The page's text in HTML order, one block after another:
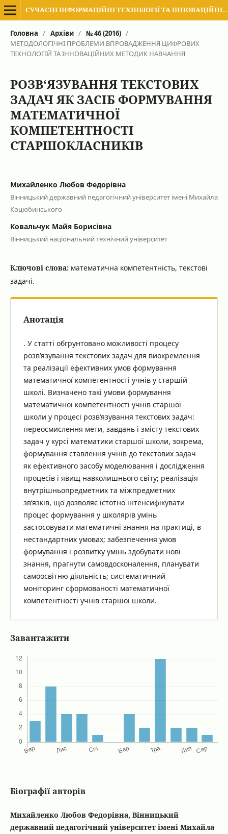
СУЧАСНІ ІНФОРМАЦІЙНІ ТЕХНОЛОГІЇ ТА ІННОВАЦІЙНІ МЕТОДИКИ НАВЧАННЯ В ПІДГОТОВЦІ ФАХІВЦІВ: МЕТОДОЛОГІЯ, ТЕОРІЯ, ДОСВІД, ПРОБЛЕМИ
Головна / Архіви / № 46 (2016) /
МЕТОДОЛОГІЧНІ ПРОБЛЕМИ ВПРОВАДЖЕННЯ ЦИФРОВИХ
ТЕХНОЛОГІЙ ТА ІННОВАЦІЙНИХ МЕТОДИК НАВЧАННЯ
РОЗВ‘ЯЗУВАННЯ ТЕКСТОВИХ
ЗАДАЧ ЯК ЗАСІБ ФОРМУВАННЯ
МАТЕМАТИЧНОЇ
КОМПЕТЕНТНОСТІ
СТАРШОКЛАСНИКІВ
Михайленко Любов Федорівна
Вінницький державний педагогічний університет імені Михайла
Коцюбинського
Ковальчук Майя Борисівна
Вінницький національний технічний університет
Ключові слова: математична компетентність, текстові
задачі.
Анотація
. У статті обгрунтовано можливості процесу
розв‘язування текстових задач для виокремлення
та реалізації ефективних умов формування
математичної компетентності учнів у старшій
школі. Визначено такі умови формування
математичної компетентності учнів старшої
школи у процесі розв‘язування текстових задач:
переосмислення мети, завдань і змісту текстових
задач у курсі математики старшої школи, зокрема,
формування ставлення учнів до текстових задач
як ефективного засобу моделювання і дослідження
процесів і явищ навколишнього світу; реалізація
внутрішньопредметних та міжпредметних
зв‘язків, що дозволяє істотно інтенсифікувати
процес формування у школярів умінь
застосовувати математичні знання на практиці, в
нестандартних умовах; забезпечення умов
формування і розвитку умінь здобувати нові
знання, прагнути самовдосконалення, планувати
самоосвітню діяльність; систематичний
моніторинг сформованості математичної
компетентності учнів старшої школи.
Завантажити
Біографії авторів
Михайленко Любов Федорівна, Вінницький
державний педагогічний університет імені Михайла